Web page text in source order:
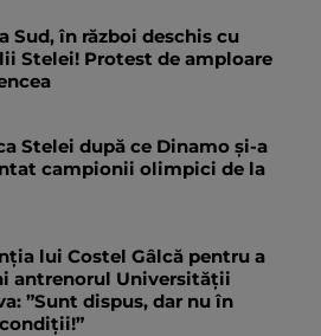
Sud, în război deschis cu
Stelei! Protest de amploare
Stelei după ce Dinamo și-a
campionii olimpici de la
lui Costel Gâlcă pentru a
antrenorul Universității
”Sunt dispus, dar nu în